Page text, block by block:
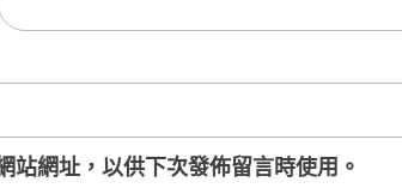
網址，以供下次發佈留言時使用。